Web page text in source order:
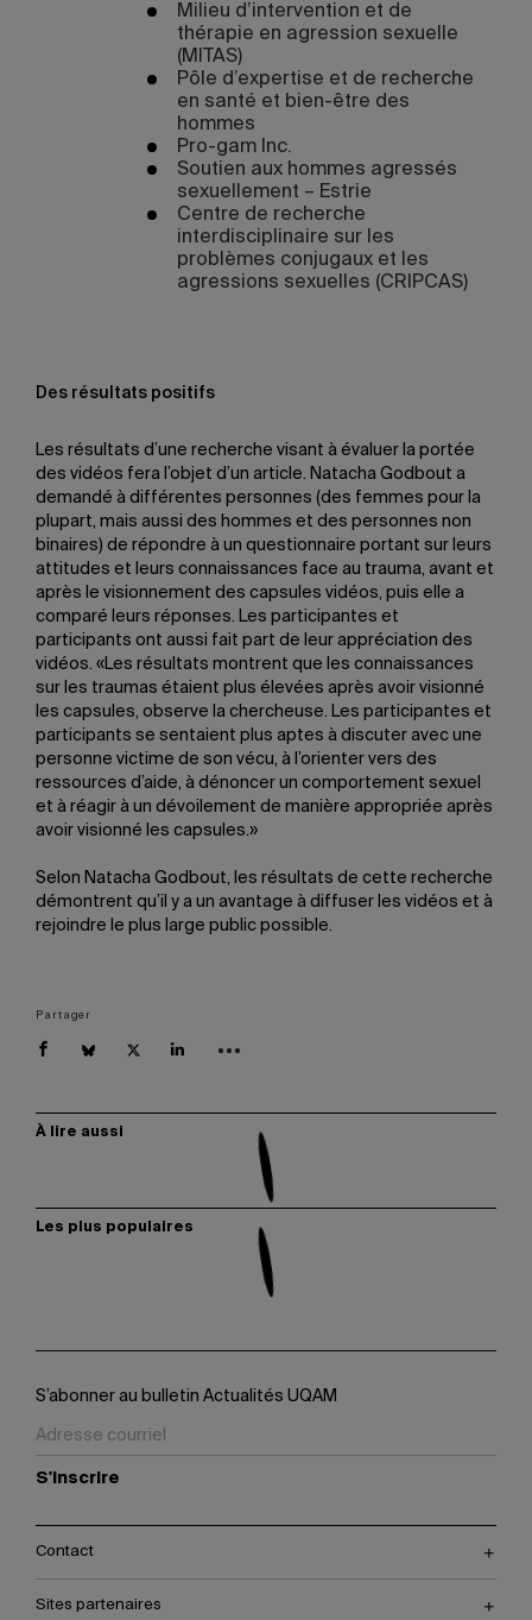
Milieu d’intervention et de
thérapie en agression sexuelle
(MITAS)
Pôle d’expertise et de recherche
en santé et bien-être des
hommes
Pro-gam Inc.
Soutien aux hommes agressés
sexuellement – Estrie
Centre de recherche
interdisciplinaire sur les
problèmes conjugaux et les
agressions sexuelles (CRIPCAS)
Des résultats positifs
Les résultats d’une recherche visant à évaluer la portée
des vidéos fera l’objet d’un article. Natacha Godbout a
demandé à différentes personnes (des femmes pour la
plupart, mais aussi des hommes et des personnes non
binaires) de répondre à un questionnaire portant sur leurs
attitudes et leurs connaissances face au trauma, avant et
après le visionnement des capsules vidéos, puis elle a
comparé leurs réponses. Les participantes et
participants ont aussi fait part de leur appréciation des
vidéos. «Les résultats montrent que les connaissances
sur les traumas étaient plus élevées après avoir visionné
les capsules, observe la chercheuse. Les participantes et
participants se sentaient plus aptes à discuter avec une
personne victime de son vécu, à l’orienter vers des
ressources d’aide, à dénoncer un comportement sexuel
et à réagir à un dévoilement de manière appropriée après
avoir visionné les capsules.»
Selon Natacha Godbout, les résultats de cette recherche
démontrent qu’il y a un avantage à diffuser les vidéos et à
rejoindre le plus large public possible.
Partager
À lire aussi
Les plus populaires
S’abonner au bulletin Actualités UQAM
S'inscrire
Contact
Sites partenaires